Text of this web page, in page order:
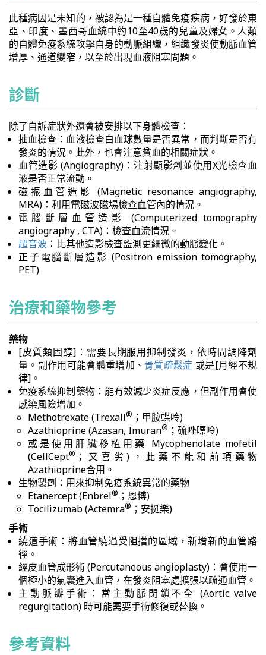
此種病因是未知的，被認為是一種自體免疫疾病，好發於東
亞、印度、墨西哥血統中約10至40歲的兒童及婦女。人類
的自體免疫系統攻擊自身的動脈組織，組織發炎使動脈血管
增厚、通道變窄，以至於出現血液阻塞問題。
診斷
除了自訴症狀外還會被安排以下身體檢查：
抽血檢查：血液檢查白血球數量是否異常，而判斷是否有
發炎的情況。此外，也會注意貧血的相關症狀。
血管造影 (Angiography)：注射顯影劑並使用X光檢查血
液是否正常流動。
磁振血管造影 (Magnetic resonance angiography,
MRA)：利用電磁波磁場檢查血管內的情況。
電腦斷層血管造影 (Computerized tomography
angiography , CTA)：檢查血流情況。
超音波 ：比其他造影檢查監測更細微的動脈變化。
正子電腦斷層造影 (Positron emission tomography,
PET)
治療和藥物參考
藥物
[皮質類固醇]：需要長期服用抑制發炎，依時間調降劑
量。副作用可能會體重增加、 骨質疏鬆症 或是[月經不規
律]。
免疫系統抑制藥物：能有效減少炎症反應，但副作用會使
感染風險增加。
Methotrexate (Trexall® ；甲胺蝶呤)
Azathioprine (Azasan, Imuran® ；硫唑嘌呤)
或是使用肝臟移植用藥 Mycophenolate mofetil
(CellCept® ；又喜劣)，此藥不能和前項藥物
Azathioprine合用。
生物製劑：用來抑制免疫系統異常的藥物
Etanercept (Enbrel® ；恩博)
Tocilizumab (Actemra® ；安挺樂)
手術
繞道手術：將血管繞過受阻擋的區域，新增新的血管路
徑。
經皮血管成形術 (Percutaneous angioplasty)：會使用一
個極小的氣囊進入血管，在發炎阻塞處擴張以疏通血管。
主動脈瓣手術：當主動脈閉鎖不全 (Aortic valve
regurgitation) 時可能需要手術修復或替換。
參考資料